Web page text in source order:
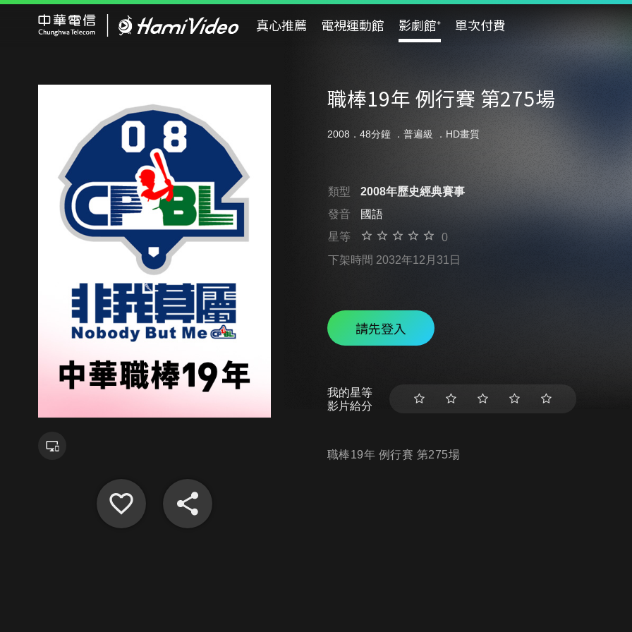
真心推薦 電視運動館 影劇館⁺ 單次付費
職棒19年 例行賽 第275場
2008．48分鐘 ． 普遍級 ．HD畫質
類型
2008年歷史經典賽事
發音
國語
星等
0
下架時間 2032年12月31日
請先登入
我的星等
影片給分
職棒19年 例行賽 第275場